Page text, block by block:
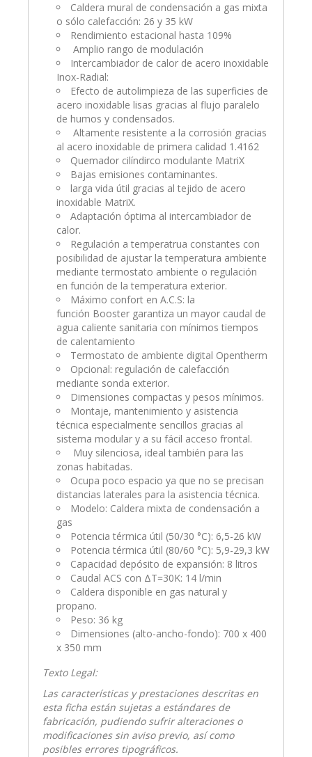
Caldera mural de condensación a gas mixta
o sólo calefacción: 26 y 35 kW
Rendimiento estacional hasta 109%
Amplio rango de modulación
Intercambiador de calor de acero inoxidable
Inox-Radial:
Efecto de autolimpieza de las superficies de
acero inoxidable lisas gracias al flujo paralelo
de humos y condensados.
Altamente resistente a la corrosión gracias
al acero inoxidable de primera calidad 1.4162
Quemador cilíndirco modulante MatriX
Bajas emisiones contaminantes.
larga vida útil gracias al tejido de acero
inoxidable MatriX.
Adaptación óptima al intercambiador de
calor.
Regulación a temperatrua constantes con
posibilidad de ajustar la temperatura ambiente
mediante termostato ambiente o regulación
en función de la temperatura exterior.
Máximo confort en A.C.S: la
función Booster garantiza un mayor caudal de
agua caliente sanitaria con mínimos tiempos
de calentamiento
Termostato de ambiente digital Opentherm
Opcional: regulación de calefacción
mediante sonda exterior.
Dimensiones compactas y pesos mínimos.
Montaje, mantenimiento y asistencia
técnica especialmente sencillos gracias al
sistema modular y a su fácil acceso frontal.
Muy silenciosa, ideal también para las
zonas habitadas.
Ocupa poco espacio ya que no se precisan
distancias laterales para la asistencia técnica.
Modelo: Caldera mixta de condensación a
gas
Potencia térmica útil (50/30 °C): 6,5-26 kW
Potencia térmica útil (80/60 °C): 5,9-29,3 kW
Capacidad depósito de expansión: 8 litros
Caudal ACS con ΔT=30K: 14 l/min
Caldera disponible en gas natural y
propano.
Peso: 36 kg
Dimensiones (alto-ancho-fondo): 700 x 400
x 350 mm
Texto Legal:
Las características y prestaciones descritas en
esta ficha están sujetas a estándares de
fabricación, pudiendo sufrir alteraciones o
modificaciones sin aviso previo, así como
posibles errores tipográficos.